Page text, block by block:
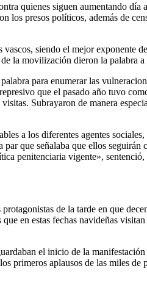
quienes siguen aumentando
presos políticos, además de
siendo el mejor exponente
la movilización dieron la palabra
para enumerar las
que el pasado año tuvo
Subrayaron de manera
a los diferentes agentes
que señalaba que ellos
penitenciaria vigente»,
de la tarde en que
en estas fechas navideñas
el inicio de la
primeros aplausos de las miles de